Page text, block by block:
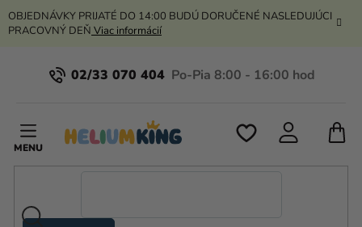
Prejsť
na
OBJEDNÁVKY PRIJATÉ DO 14:00 BUDÚ DORUČENÉ NASLEDUJÚCI
PRACOVNÝ DEŇ Viac informácií
02/33 070 404